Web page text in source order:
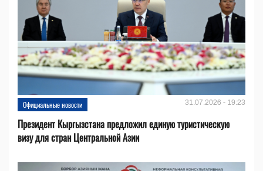
Официальные новости 31.07.2026 - 19:23
Президент Кыргызстана предложил единую туристическую
визу для стран Центральной Азии